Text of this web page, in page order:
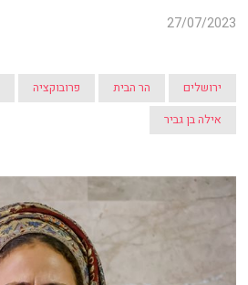
27/07/2023
ירושלים הר הבית פרובוקציה
אילה בן גביר